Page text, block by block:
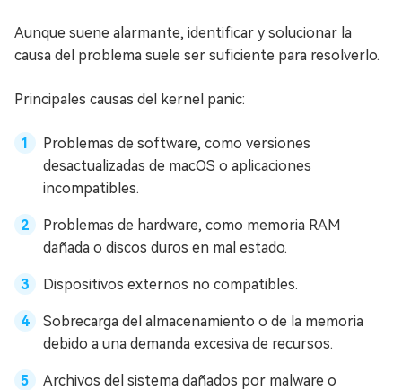
Aunque suene alarmante, identificar y solucionar la
causa del problema suele ser suficiente para resolverlo.
Principales causas del kernel panic:
Problemas de software, como versiones
desactualizadas de macOS o aplicaciones
incompatibles.
Problemas de hardware, como memoria RAM
dañada o discos duros en mal estado.
Dispositivos externos no compatibles.
Sobrecarga del almacenamiento o de la memoria
debido a una demanda excesiva de recursos.
Archivos del sistema dañados por malware o